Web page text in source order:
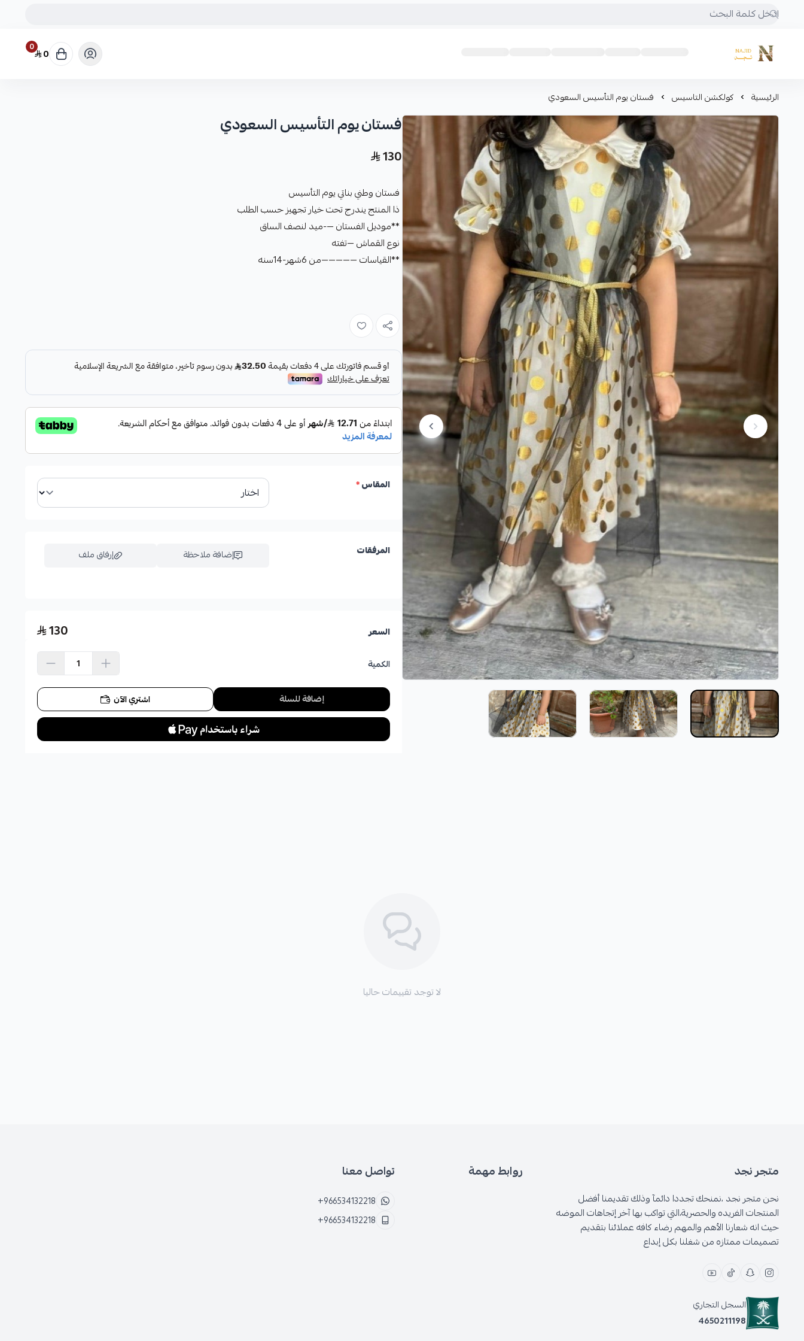
متجر نجد
0 0
الرئيسية كولكشن التاسيس فستان يوم التأسيس السعودي
فستان يوم التأسيس السعودي
130
فستان وطني بناتي يوم التأسيس
ذا المنتج يندرج تحت خيار تجهيز حسب الطلب
**موديل الفستان —-ميد لنصف الساق
نوع القماش —تفته
**القياسات —————من 6شهر-14سنه
المقاس*
المرفقات إضافة ملاحظة إرفاق ملف
السعر 130
الكمية
إضافة للسلة اشتري الآن
لا توجد تقييمات حاليا
متجر نجد
نحن متجر نجد ،نمنحك تجددا دائمآ وذلك تقديمنا أفضل
المنتجات الفريده والحصرية،التي تواكب بها آخر إتجاهات الموضه
حيث انه شعارنا الأهم والمهم رضاء كافه عملائنا بتقديم
تصميمات ممتازه من شغلنا بكل إبداع
السجل التجاري
4650211198
روابط مهمة تواصل معنا
+966534132218
+966534132218